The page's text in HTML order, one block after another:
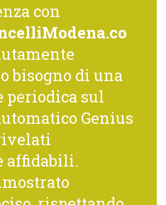
con
bisogno di una
periodica sul
Genius
affidabili.